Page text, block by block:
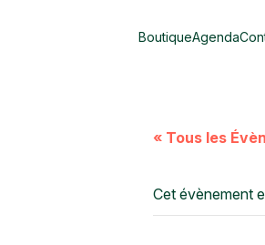
BoutiqueAgenda
« Tous les
Cet évènement